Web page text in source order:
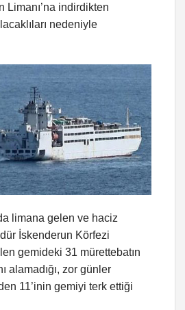
Limanı’na indirdikten
nedeniyle
limana gelen ve haciz
İskenderun Körfezi
gemideki 31 mürettebatın
alamadığı, zor günler
11’inin gemiyi terk ettiği